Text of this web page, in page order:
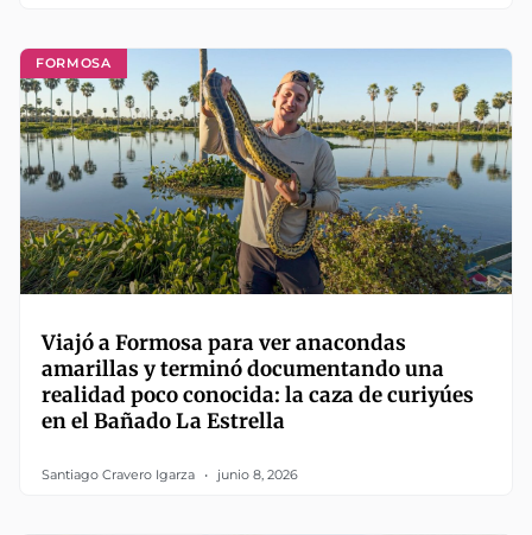
FORMOSA
Viajó a Formosa para ver anacondas
amarillas y terminó documentando una
realidad poco conocida: la caza de curiyúes
en el Bañado La Estrella
Santiago Cravero Igarza junio 8, 2026